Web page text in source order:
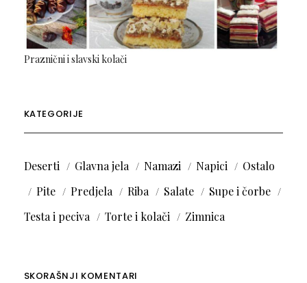
Praznični i slavski kolači
KATEGORIJE
Deserti Glavna jela Namazi Napici
Ostalo
Pite
Predjela Riba Salate
Supe i čorbe
Testa i peciva
Torte i kolači Zimnica
SKORAŠNJI KOMENTARI